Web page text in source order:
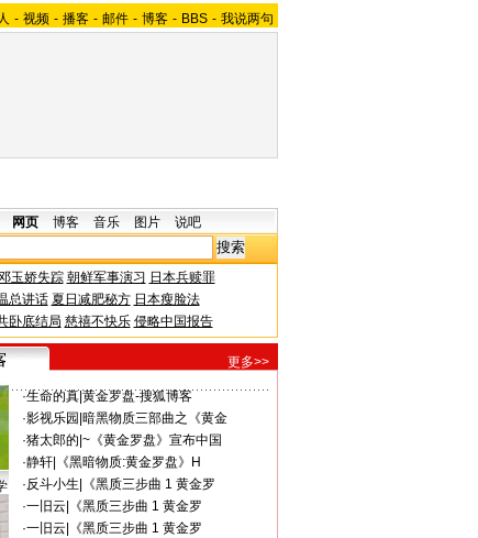
- 视频 - 播客 - 邮件 - 博客 - BBS - 我说两句
网页 博客 音乐 图片 说吧
玉娇失踪 朝鲜军事演习 日本兵赎罪
总讲话 夏日减肥秘方 日本瘦脸法
卧底结局 慈禧不快乐 侵略中国报告
更多>>
·生命的真| 黄金罗盘-搜狐博客
·影视乐园 暗黑物质三部曲之《黄金
·猪太郎的 ~《黄金罗盘》宣布中国
·静轩|
《黑暗物质:黄金罗盘》H
·反斗小生
《黑质三步曲 1 黄金罗
·一旧云|
《黑质三步曲 1 黄金罗
·一旧云|
《黑质三步曲 1 黄金罗